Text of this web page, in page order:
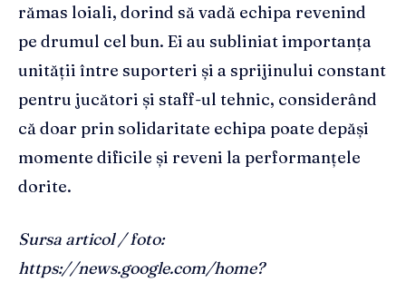
rămas loiali, dorind să vadă echipa revenind
pe drumul cel bun. Ei au subliniat importanța
unității între suporteri și a sprijinului constant
pentru jucători și staff-ul tehnic, considerând
că doar prin solidaritate echipa poate depăși
momente dificile și reveni la performanțele
dorite.
Sursa articol / foto:
https://news.google.com/home?